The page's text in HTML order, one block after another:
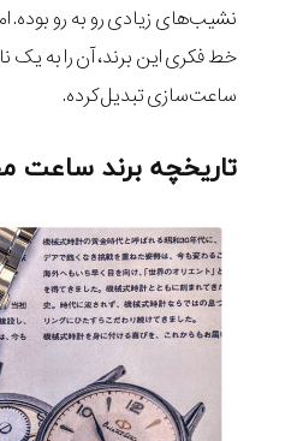
نشیب‌های زیادی رو به رو بوده.
خط فکری این برند، آن را به یک
ساعت‌سازی تبدیل کرده.
تاریخچه برند ساعت